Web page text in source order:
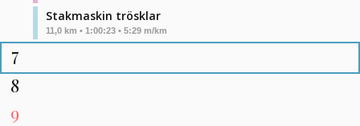
Stakmaskin trösklar
11,0 km • 1:00:23 • 5:29 m/km
7
8
9